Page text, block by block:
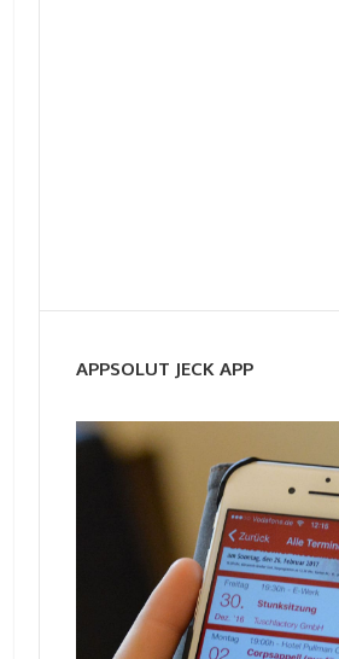
APPSOLUT JECK APP